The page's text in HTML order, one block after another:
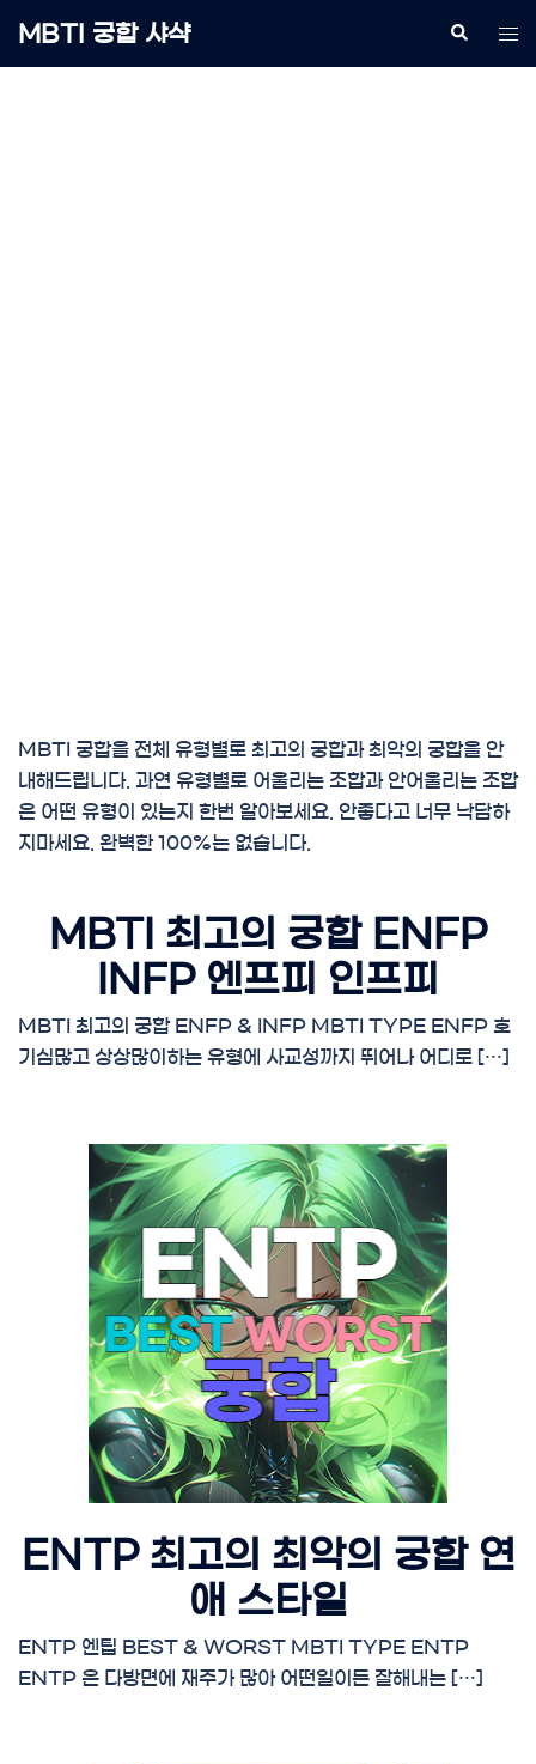
to
MBTI 궁합 샤샥 Search
MBTI 궁합을 전체 유형별로 최고의 궁합과 최악의 궁합을 안
내해드립니다. 과연 유형별로 어울리는 조합과 안어울리는 조합
은 어떤 유형이 있는지 한번 알아보세요. 안좋다고 너무 낙담하
지마세요. 완벽한 100%는 없습니다.
MBTI 최고의 궁합 ENFP
INFP 엔프피 인프피
MBTI 최고의 궁합 ENFP & INFP MBTI TYPE ENFP 호
기심많고 상상많이하는 유형에 사교성까지 뛰어나 어디로 […]
ENTP 최고의 최악의 궁합 연
애 스타일
ENTP 엔팁 BEST & WORST MBTI TYPE ENTP
ENTP 은 다방면에 재주가 많아 어떤일이든 잘해내는 […]